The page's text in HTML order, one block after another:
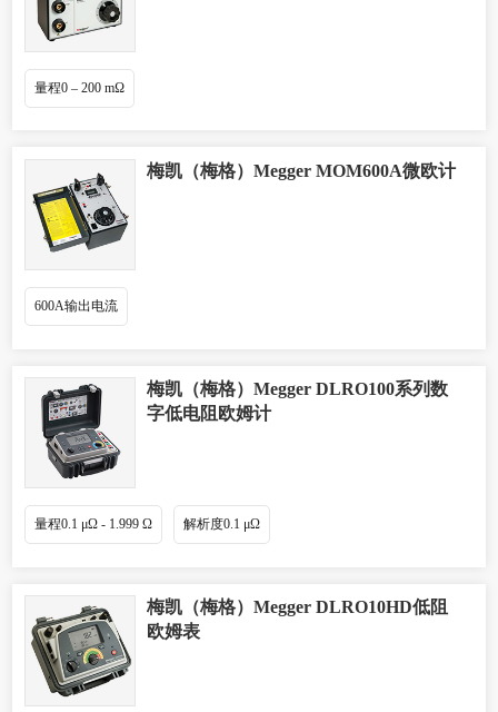
量程0 – 200 mΩ
梅凯（梅格）Megger MOM600A微欧计
600A输出电流
梅凯（梅格）Megger DLRO100系列数
字低电阻欧姆计
量程0.1 μΩ - 1.999 Ω 解析度0.1 μΩ
梅凯（梅格）Megger DLRO10HD低阻
欧姆表